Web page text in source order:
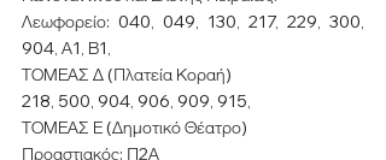
Λεωφορείο: 040, 049, 130, 217, 229, 300,
904, Α1, Β1,
ΤΟΜΕΑΣ Δ (Πλατεία Κοραή)
218, 500, 904, 906, 909, 915,
ΤΟΜΕΑΣ Ε (Δημοτικό Θέατρο)
Προαστιακός: Π2Α